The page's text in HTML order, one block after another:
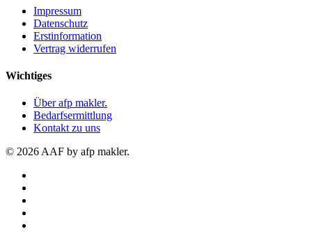
Impressum
Datenschutz
Erstinformation
Vertrag widerrufen
Wichtiges
Über afp makler.
Bedarfsermittlung
Kontakt zu uns
© 2026 AAF by afp makler.